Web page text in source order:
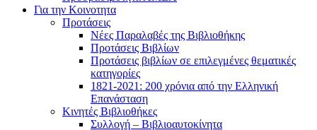
Για την Κοινοτητα
Προτάσεις
Νέες Παραλαβές της Βιβλιοθήκης
Προτάσεις Βιβλίων
Προτάσεις βιβλίων σε επιλεγμένες θεματικές
κατηγορίες
1821-2021: 200 χρόνια από την Ελληνική
Επανάσταση
Κινητές Βιβλιοθήκες
Συλλογή – Βιβλιοαυτοκίνητα